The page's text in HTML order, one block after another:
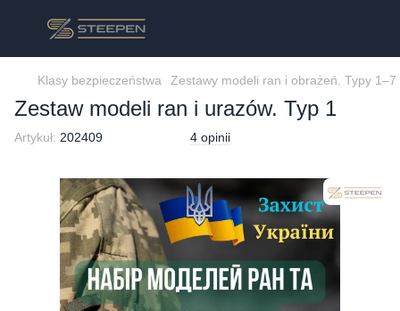
Klasy bezpieczeństwa Zestawy modeli ran i obrażeń. Typy 1–7
Zestaw modeli ran i urazów. Typ 1
Artykuł: 202409 4 opinii